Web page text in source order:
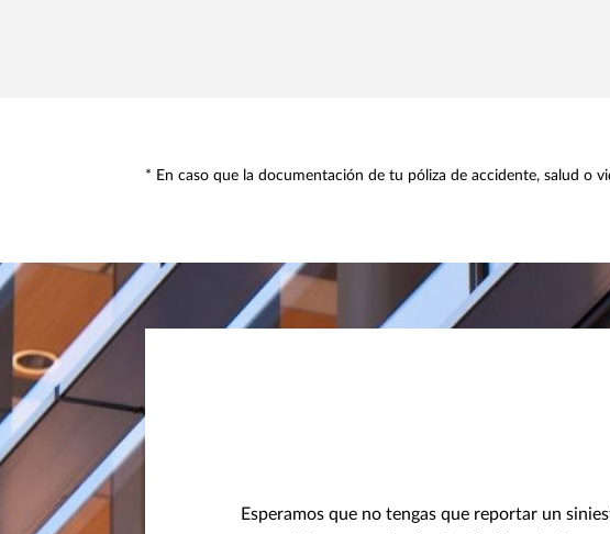
* En caso que la documentación de tu póliza de accidente, salud o
Esperamos que no tengas que reportar un